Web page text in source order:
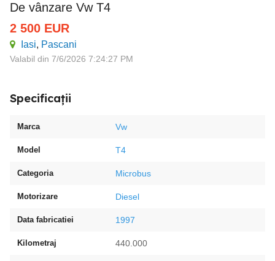
De vânzare Vw T4
2 500 EUR
Iasi, Pascani
Valabil din 7/6/2026 7:24:27 PM
Specificații
Marca Vw
Model T4
Categoria Microbus
Motorizare Diesel
Data fabricatiei 1997
Kilometraj 440.000